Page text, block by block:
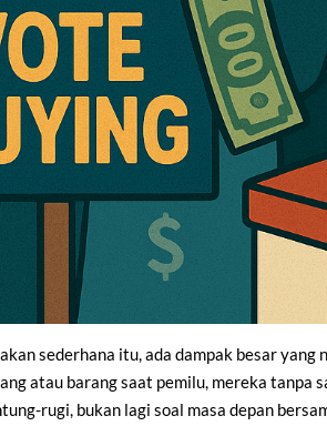
sederhana itu, ada dampak besar
atau barang saat pemilu, mereka tanpa
rugi, bukan lagi soal masa depan